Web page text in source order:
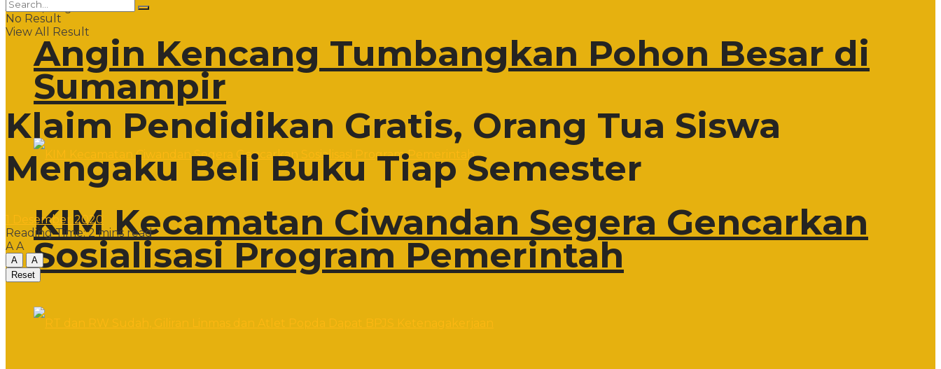
Angin Kencang Tumbangkan Pohon Besar di
Sumampir
KIM Kecamatan Ciwandan Segera Gencarkan
Sosialisasi Program Pemerintah
Jumat, 7 Agustus 2026
No Result
View All Result
Klaim Pendidikan Gratis, Orang Tua Siswa
Mengaku Beli Buku Tiap Semester
1 Desember 2020
Reading Time: 2 mins read
A A
A
A
Reset